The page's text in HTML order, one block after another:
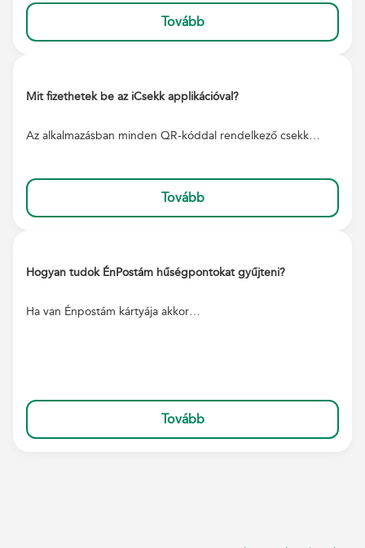
Tovább
Mit fizethetek be az iCsekk applikációval?
Az alkalmazásban minden QR-kóddal rendelkező csekk…
Tovább
Hogyan tudok ÉnPostám hűségpontokat gyűjteni?
Ha van Énpostám kártyája akkor…
Tovább